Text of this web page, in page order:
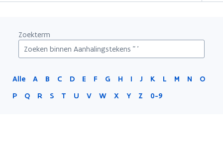
Aanhalingstekens
Zoekterm
Alle A B C D E F G H I J K L M N
O
P
Q R S T U V W X Y Z 0-9